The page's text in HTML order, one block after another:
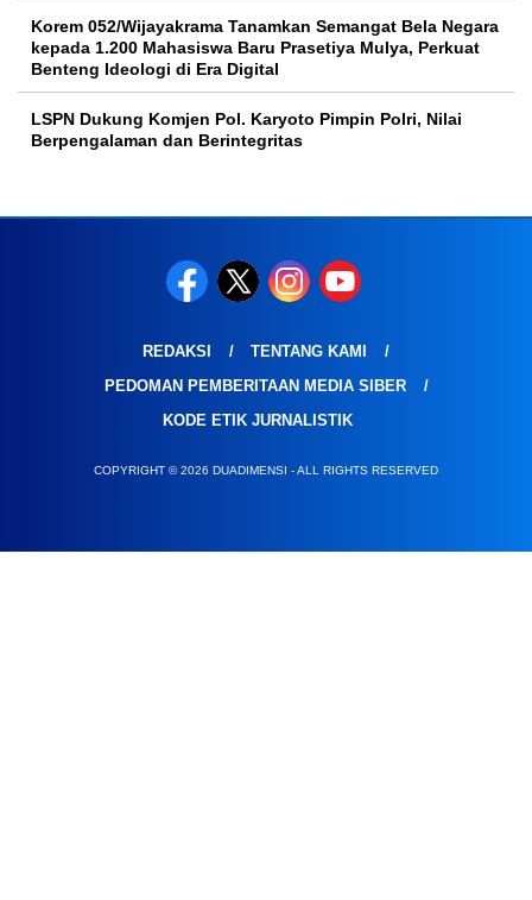
Korem 052/Wijayakrama Tanamkan Semangat Bela Negara
kepada 1.200 Mahasiswa Baru Prasetiya Mulya, Perkuat
Benteng Ideologi di Era Digital
LSPN Dukung Komjen Pol. Karyoto Pimpin Polri, Nilai
Berpengalaman dan Berintegritas
REDAKSI
TENTANG KAMI
PEDOMAN PEMBERITAAN MEDIA SIBER
KODE ETIK JURNALISTIK
COPYRIGHT © 2026 DUADIMENSI - ALL RIGHTS RESERVED